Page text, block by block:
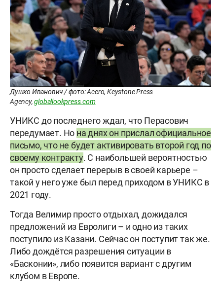
Душко Иванович / фото: Acero, Keystone Press
Agency,globallookpress.com
УНИКС до последнего ждал, что Перасович
передумает. Но на днях он прислал официальное
письмо, что не будет активировать второй год по
своему контракту. С наибольшей вероятностью
он просто сделает перерыв в своей карьере –
такой у него уже был перед приходом в УНИКС в
2021 году.
Тогда Велимир просто отдыхал, дожидался
предложений из Евролиги – и одно из таких
поступило из Казани. Сейчас он поступит так же.
Либо дождётся разрешения ситуации в
«Басконии», либо появится вариант с другим
клубом в Европе.